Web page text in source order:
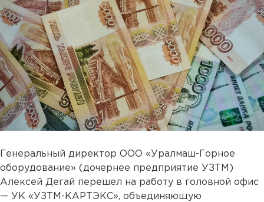
Генеральный директор ООО «Уралмаш-Горное
оборудование» (дочернее предприятие УЗТМ)
Алексей Дегай перешел на работу в головной офис
— УК «УЗТМ-КАРТЭКС», объединяющую